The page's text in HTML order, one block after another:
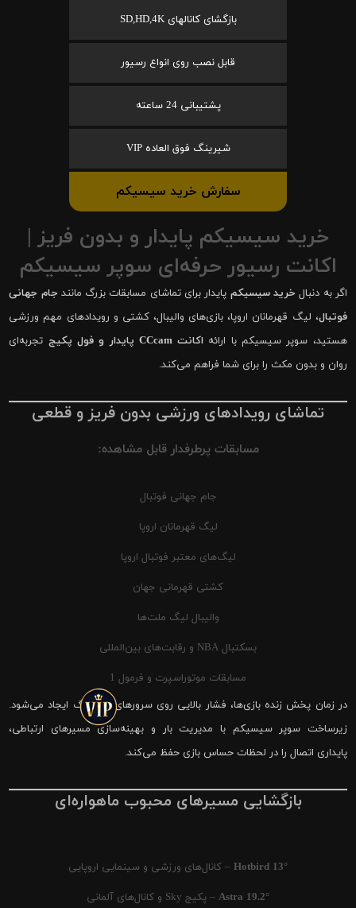
بازگشای کانالهای SD,HD,4K
قابل نصب روی انواع رسیور
پشتیبانی 24 ساعته
شیرینگ فوق العاده VIP
سفارش خرید سیسیکم
خرید سیسیکم پایدار و بدون فریز |
اکانت رسیور حرفه‌ای سوپر سیسیکم
اگر به دنبال خرید سیسیکم پایدار برای تماشای مسابقات بزرگ مانند جام جهانی
فوتبال، لیگ قهرمانان اروپا، بازی‌های والیبال، کشتی و رویدادهای مهم ورزشی
هستید، سوپر سیسیکم با ارائه اکانت CCcam پایدار و فول پکیج
تجربه‌ای
روان و بدون مکث را برای شما فراهم می‌کند.
تماشای رویدادهای ورزشی بدون فریز و قطعی
مسابقات پرطرفدار قابل مشاهده:
جام جهانی فوتبال
لیگ قهرمانان اروپا
لیگ‌های معتبر فوتبال اروپا
کشتی قهرمانی جهان
والیبال لیگ ملت‌ها
بسکتبال NBA و رقابت‌های بین‌المللی
مسابقات موتوراسپرت و فرمول 1
در زمان پخش زنده بازی‌ها، فشار بالایی روی سرورهای شیرینگ ایجاد می‌شود.
زیرساخت سوپر سیسیکم با مدیریت بار و بهینه‌سازی مسیرهای ارتباطی،
پایداری اتصال را در لحظات حساس بازی حفظ می‌کند.
بازگشایی مسیرهای محبوب ماهواره‌ای
Hotbird 13° – کانال‌های ورزشی و سینمایی اروپایی
Astra 19.2° – پکیج Sky و کانال‌های آلمانی